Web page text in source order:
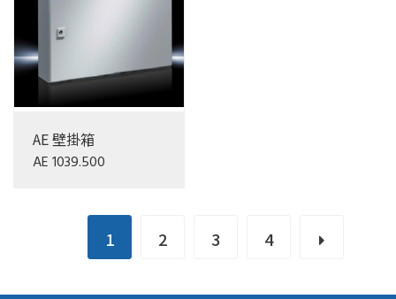
AE 壁掛箱
AE 1039.500
1 2 3 4